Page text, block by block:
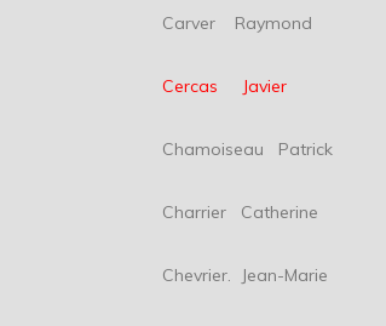
Carver
Cercas Javier
Chamoiseau
Charrier
Chevrier. Jean-